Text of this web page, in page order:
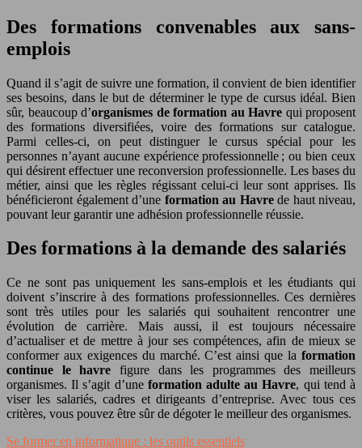
Des formations convenables aux sans-
emplois
Quand il s’agit de suivre une formation, il convient de bien identifier
ses besoins, dans le but de déterminer le type de cursus idéal. Bien
sûr, beaucoup d’organismes de formation au Havre qui proposent
des formations diversifiées, voire des formations sur catalogue.
Parmi celles-ci, on peut distinguer le cursus spécial pour les
personnes n’ayant aucune expérience professionnelle ; ou bien ceux
qui désirent effectuer une reconversion professionnelle. Les bases du
métier, ainsi que les règles régissant celui-ci leur sont apprises. Ils
bénéficieront également d’une formation au Havrede haut niveau,
pouvant leur garantir une adhésion professionnelle réussie.
Des formations à la demande des salariés
Ce ne sont pas uniquement les sans-emplois et les étudiants qui
doivent s’inscrire à des formations professionnelles. Ces dernières
sont très utiles pour les salariés qui souhaitent rencontrer une
évolution de carrière. Mais aussi, il est toujours nécessaire
d’actualiser et de mettre à jour ses compétences, afin de mieux se
conformer aux exigences du marché. C’est ainsi que la formation
continue le havre figure dans les programmes des meilleurs
organismes. Il s’agit d’une formation adulte au Havre, qui tend à
viser les salariés, cadres et dirigeants d’entreprise. Avec tous ces
critères, vous pouvez être sûr de dégoter le meilleur des organismes.
Se former en informatique : les outils essentiels